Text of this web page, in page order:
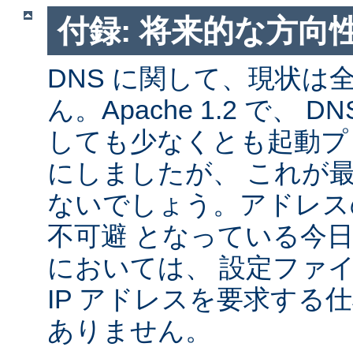
付録: 将来的な方向
DNS に関して、現状は
ん。Apache 1.2 で、
しても少なくとも起動
にしましたが、 これが
ないでしょう。アドレ
不可避 となっている今
においては、 設定ファ
IP アドレスを要求する
ありません。